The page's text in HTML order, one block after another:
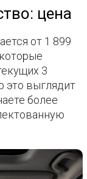
цена
от 1 899
3
это выглядит
более